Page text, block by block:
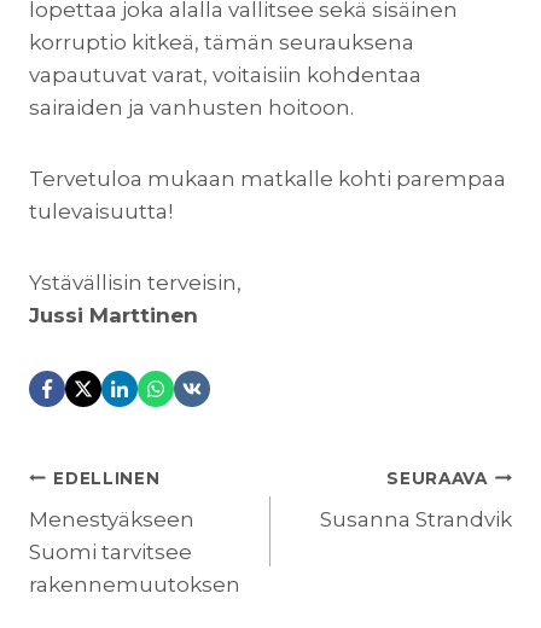
lopettaa joka alalla vallitsee sekä sisäinen
korruptio kitkeä, tämän seurauksena
vapautuvat varat, voitaisiin kohdentaa
sairaiden ja vanhusten hoitoon.
Tervetuloa mukaan matkalle kohti parempaa
tulevaisuutta!
Ystävällisin terveisin,
Jussi Marttinen
ARTIKKELIEN
SELAUS
EDELLINEN
Menestyäkseen
Suomi tarvitsee
rakennemuutoksen
SEURAAVA
Susanna Strandvik